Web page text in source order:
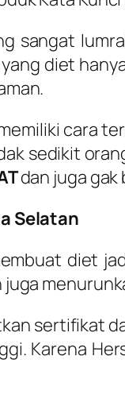
sangat
diet
cara
sedikit
dan juga gak
Selatan
diet
sertifikat
Karena